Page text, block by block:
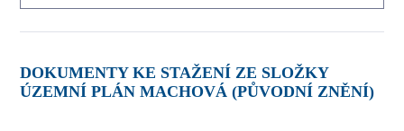
DOKUMENTY KE STAŽENÍ ZE SLOŽKY
ÚZEMNÍ PLÁN MACHOVÁ (PŮVODNÍ ZNĚNÍ)